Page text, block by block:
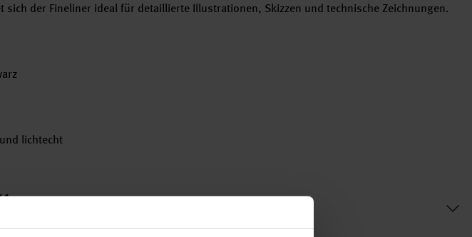
sich der Fineliner ideal für detaillierte Illustrationen, Skizzen und technische Zeichnungen.
lichtecht